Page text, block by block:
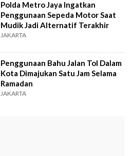
Polda Metro Jaya Ingatkan
Penggunaan Sepeda Motor Saat
Mudik Jadi Alternatif Terakhir
JAKARTA
Penggunaan Bahu Jalan Tol Dalam
Kota Dimajukan Satu Jam Selama
Ramadan
JAKARTA